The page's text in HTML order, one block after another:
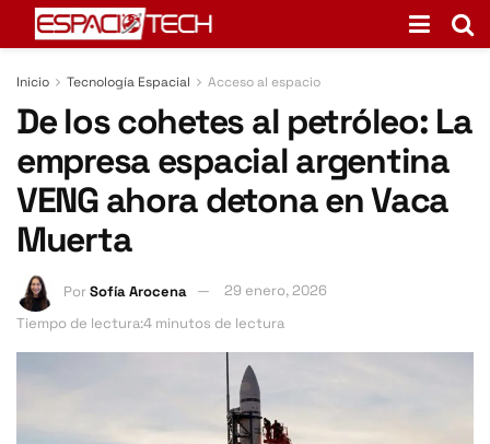
Inicio Tecnología Espacial Acceso al espacio
De los cohetes al petróleo: La
empresa espacial argentina
VENG ahora detona en Vaca
Muerta
PorSofía Arocena
29 enero, 2026
Tiempo de lectura:4 minutos de lectura